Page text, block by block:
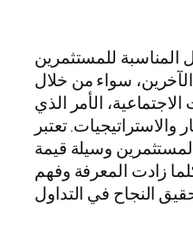
المناسبة للمستثمرين
سواء من خلال
الأمر الذي
والاستراتيجيات. تعتبر
وسيلة قيمة
زادت المعرفة وفهم